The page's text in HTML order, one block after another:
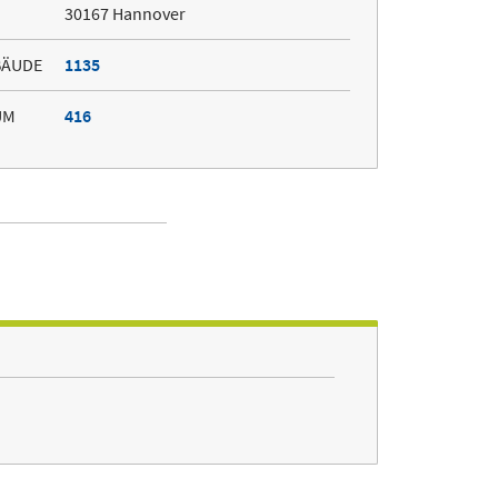
30167 Hannover
1135
416